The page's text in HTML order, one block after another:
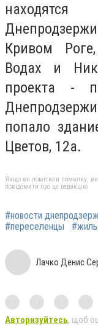
Кривом
Водах и
проекта -
попало
Цветов, 12а.
Якщо ви помітили помилку,
повідомити про це редакцію
#новости
#переселенцы
Лачко Денис
Авторизуйтесь, щоб